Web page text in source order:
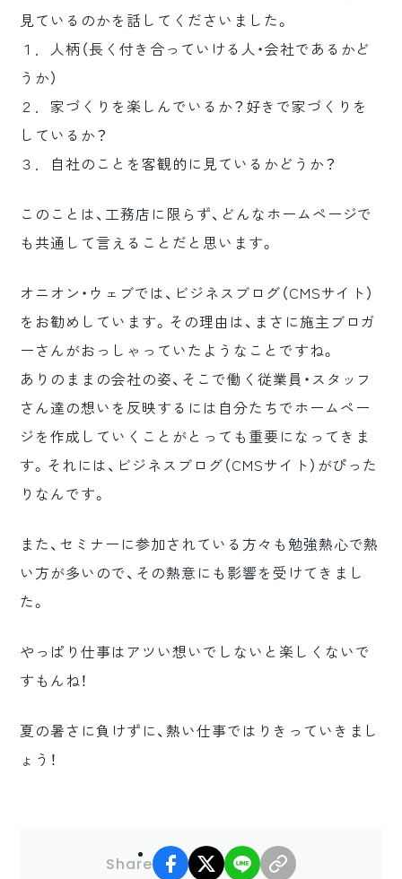
見ているのかを話してくださいました。
１．人柄（長く付き合っていける人・会社であるかど
うか）
２．家づくりを楽しんでいるか？好きで家づくりを
しているか？
３．自社のことを客観的に見ているかどうか？
このことは、工務店に限らず、どんなホームページで
も共通して言えることだと思います。
オニオン・ウェブでは、ビジネスブログ（CMSサイト）
をお勧めしています。その理由は、まさに施主ブロガ
ーさんがおっしゃっていたようなことですね。
ありのままの会社の姿、そこで働く従業員・スタッフ
さん達の想いを反映するには自分たちでホームペー
ジを作成していくことがとっても重要になってきま
す。それには、ビジネスブログ（CMSサイト）がぴった
りなんです。
また、セミナーに参加されている方々も勉強熱心で熱
い方が多いので、その熱意にも影響を受けてきまし
た。
やっぱり仕事はアツい想いでしないと楽しくないで
すもんね！
夏の暑さに負けずに、熱い仕事ではりきっていきまし
ょう！
Share
facebook
X LINE